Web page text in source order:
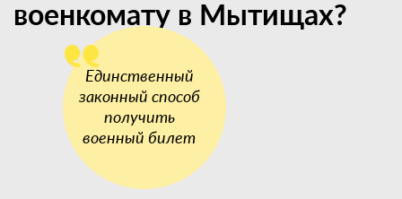
военкомату в Мытищах?